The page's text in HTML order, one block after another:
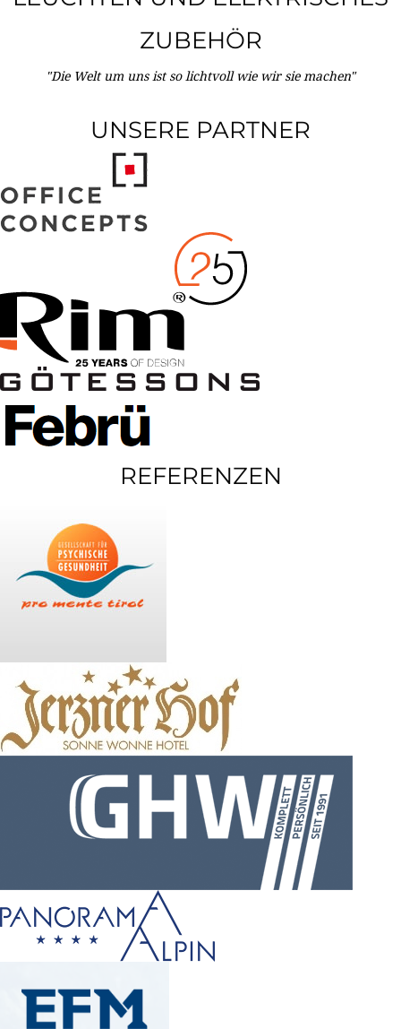
ZUBEHÖR
"Die Welt um uns ist so lichtvoll wie wir sie machen"
UNSERE PARTNER
REFERENZEN